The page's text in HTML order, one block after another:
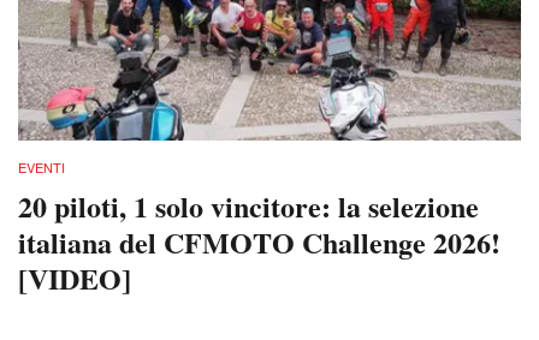
EVENTI
20 piloti, 1 solo vincitore: la selezione
italiana del CFMOTO Challenge 2026!
[VIDEO]